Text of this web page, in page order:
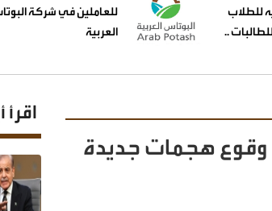
للطلاب
..
للعاملين في شركة
العربية
وقوع هجمات جديدة
اقرأ